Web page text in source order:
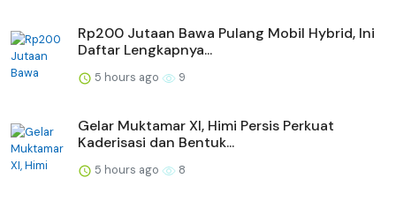
Rp200 Jutaan Bawa Pulang Mobil Hybrid, Ini
Daftar Lengkapnya...
5 hours ago 9
Gelar Muktamar XI, Himi Persis Perkuat
Kaderisasi dan Bentuk...
5 hours ago 8